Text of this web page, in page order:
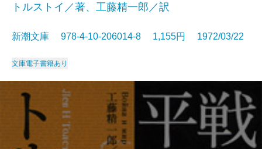
トルストイ／著、工藤精一郎／訳
新潮文庫 978-4-10-206014-8 1,155円 1972/03/22
文庫電子書籍あり